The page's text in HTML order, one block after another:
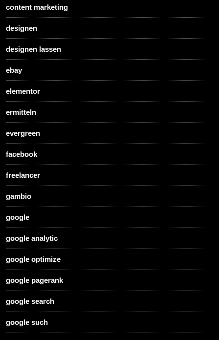
content marketing
designen
designen lassen
ebay
elementor
ermitteln
evergreen
facebook
freelancer
gambio
google
google analytic
google optimize
google pagerank
google search
google such